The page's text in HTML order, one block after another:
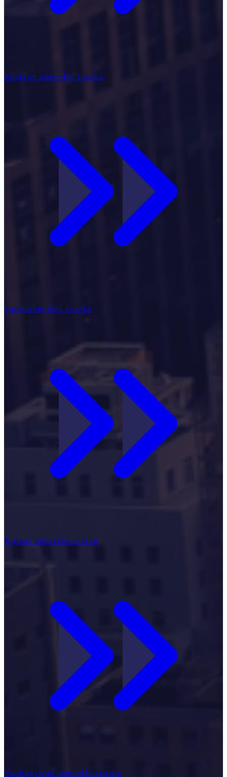
Spalvos abėcėlės tvarka
Upės abėcėlės tvarka
Kalnai abėcėlės tvarka
Varliagyviai abėcėlės tvarka